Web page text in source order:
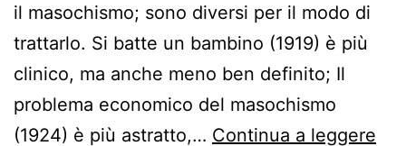
il masochismo; sono diversi per il modo di
trattarlo. Si batte un bambino (1919) è più
clinico, ma anche meno ben definito; Il
problema economico del masochismo
(1924) è più astratto,… Continua a leggere